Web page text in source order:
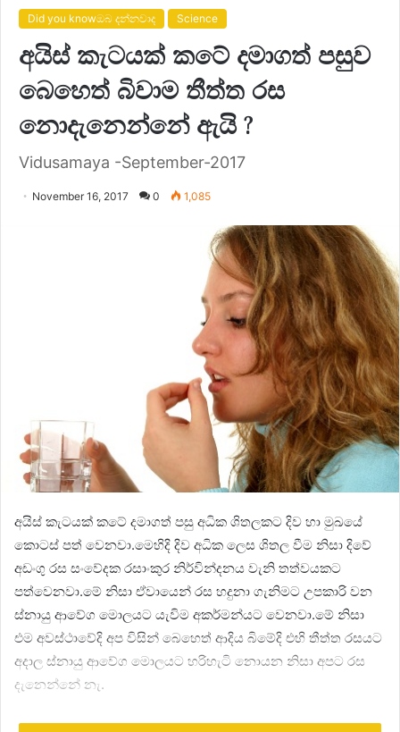
Did you knowඔබ දන්නවාද Science
අයිස් කැටයක් කටේ දමාගත් පසුව
බෙහෙත් බිවාම තීත්ත රස
නොදැනෙන්නේ ඇයි ?
Vidusamaya -September-2017
November 16, 2017 0 1,085
අයිස් කැ‍ටයක් කටේ දමාගත් පසු අධික ශිතලකට දිව හා මුඛයේ
කොටස් පත් වෙනවා.මෙහිදි දිව අධික ලෙස ශිතල වීම නිසා දිවේ
අඩංගු රස සංවේදක රසාංකුර නිර්වින්දනය වැනි තත්වයකට
පත්වෙනවා.මේ නිසා ඒවායෙන් රස හදුනා ගැනිමට උපකාරි වන
ස්නායු ආවේග මොලයට යැවිම අකර්මන්යට වෙනවා.මේ නිසා
එම අවස්ථාවේදි අප විසින් බෙහෙත් ආදිය බිමේදි එහි තීත්ත රසයට
අදාල ස්නායු ආවේග මොලයට හරිහැටි නොයන නිසා අපට රස
දැනෙන්නේ නැ.